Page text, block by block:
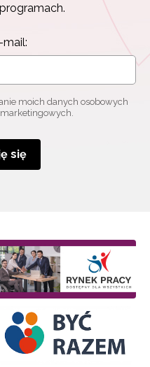
moich danych osobowych
się
moich danych